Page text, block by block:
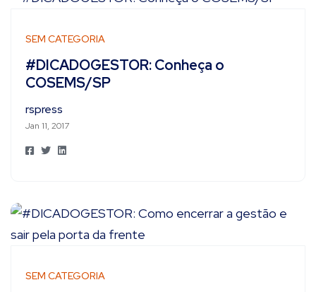
SEM CATEGORIA
#DICADOGESTOR: Conheça o
COSEMS/SP
rspress
Jan 11, 2017
SEM CATEGORIA